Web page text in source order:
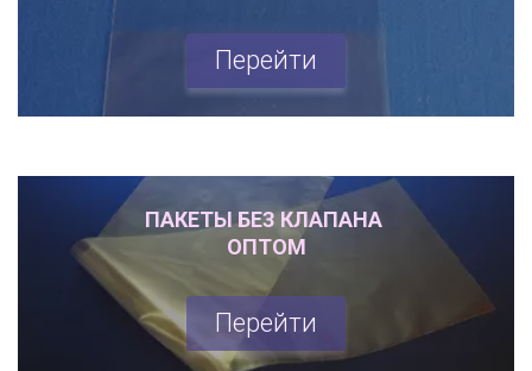
Перейти
ПАКЕТЫ БЕЗ КЛАПАНА
ОПТОМ
Перейти